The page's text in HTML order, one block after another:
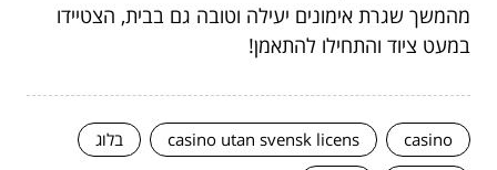
מהמשך שגרת אימונים יעילה וטובה גם בבית, הצטיידו
במעט ציוד והתחילו להתאמן!
casino
casino utan svensk licens
בלוג